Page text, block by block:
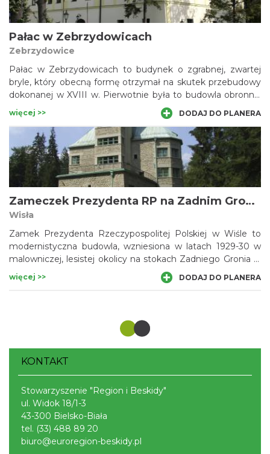
Pałac w Zebrzydowicach
Zebrzydowice
Pałac w Zebrzydowicach to budynek o zgrabnej, zwartej
bryle, który obecną formę otrzymał na skutek przebudowy
dokonanej w XVIII w. Pierwotnie była to budowla obronna,
która - wzniesiona w czasach średniowiecza - posiadała
wówczas zapewne charakter gotyckiego zamku.
Rezydencja, która w ciągu wieków gruntownie zmieniła
swoją formę, ucierpiała znacznie w okresie powojennym.
Obecnie mieści się tu Urząd Gminy oraz kilka innych
instytucji.
więcej >> DODAJ DO PLANERA
Zameczek Prezydenta RP na Zadnim Groniu w Wiśle
Wisła
Zamek Prezydenta Rzeczypospolitej Polskiej w Wiśle to
modernistyczna budowla, wzniesiona w latach 1929-30 w
malowniczej, lesistej okolicy na stokach Zadniego Gronia w
południowej części Wisły. Stanowi on Rezydencję
Prezydenta RP. Autorem projektu nawiązującego do
uroczyście przekazany prezydentowi Ignacemu
więcej >> DODAJ DO PLANERA
KONTAKT
Stowarzyszenie "Region i Beskidy"
ul. Widok 18/1-3
43-300 Bielsko-Biała
tel. (33) 488 89 20
biuro@euroregion-beskidy.pl